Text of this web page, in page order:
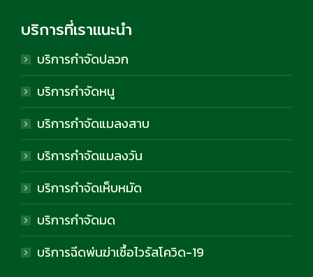
บริการที่เราแนะนำ
บริการกำจัดปลวก
บริการกำจัดหนู
บริการกำจัดแมลงสาบ
บริการกำจัดแมลงวัน
บริการกำจัดเห็บหมัด
บริการกำจัดมด
บริการฉีดพ่นฆ่าเชื้อไวรัสโควิด-19